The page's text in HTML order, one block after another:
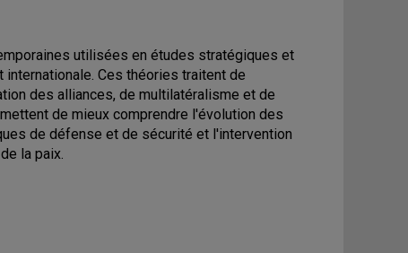
utilisées en études stratégiques et
Ces théories traitent de
des alliances, de multilatéralisme et de
de mieux comprendre l'évolution des
de défense et de sécurité et l'intervention
la paix.